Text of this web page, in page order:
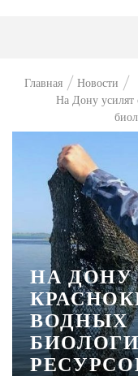
Главная
Новости
На Дону усилят
НА ДОНУ
ВОДНЫХ